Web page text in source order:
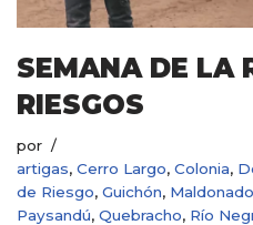
SEMANA DE LA
RIESGOS
por
artigas, Cerro Largo, Colonia,
de Riesgo, Guichón, Maldonado
Paysandú, Quebracho, Río